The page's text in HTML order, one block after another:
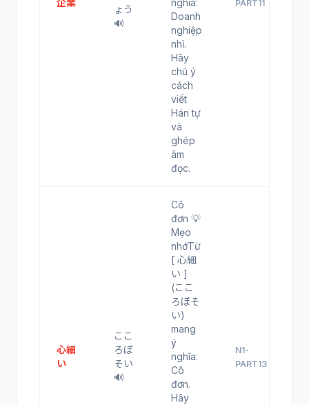
企業
ょう
🔊
nghĩa:
Doanh
nghiệp
nhỉ.
Hãy
chú ý
cách
viết
Hán tự
và
ghép
âm
đọc.
PART11
心細
い
ここ
ろぼ
そい
🔊
Cô
đơn 💡
Mẹo
nhớTừ
[ 心細
い ]
(ここ
ろぼそ
い)
mang
ý
nghĩa:
Cô
đơn.
Hãy
N1-
PART13